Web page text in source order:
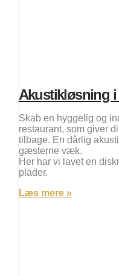
Akustikløsning i
Skab en hyggelig og
restaurant, som giver
tilbage. En dårlig
gæsterne væk.
Her har vi lavet en
plader.
Læs mere »